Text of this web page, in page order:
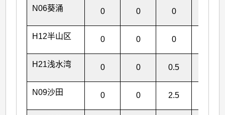
N06葵涌 0 0 0
H12半山区 0 0 0
H21浅水湾 0 0 0.5
N09沙田 0 0 2.5